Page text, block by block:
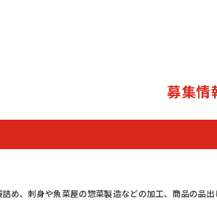
募集情
め、刺身や魚菜屋の惣菜製造などの加工、商品の品出